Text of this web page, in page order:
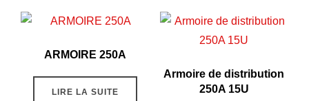
ARMOIRE 250A
LIRE LA SUITE
Armoire de distribution
250A 15U